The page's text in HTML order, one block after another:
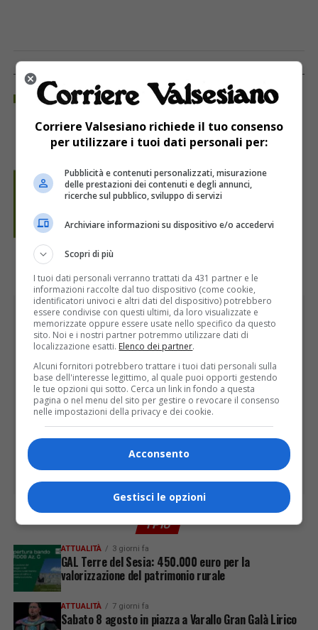
PUBBLICITÀ
I PIÙ
ATTUALITÀ 3 giorni fa
GAL Terre del Sesia: 450.000 euro per la
valorizzazione del patrimonio rurale
ATTUALITÀ 7 giorni fa
Sabato 8 agosto in piazza a Varallo Gran Galà Lirico
Corriere Valsesiano richiede il tuo consenso
per utilizzare i tuoi dati personali per:
Pubblicità e contenuti personalizzati, misurazione
delle prestazioni dei contenuti e degli annunci,
ricerche sul pubblico, sviluppo di servizi
Archiviare informazioni su dispositivo e/o accedervi
Scopri di più
I tuoi dati personali verranno trattati da 431 partner e le
informazioni raccolte dal tuo dispositivo (come cookie,
identificatori univoci e altri dati del dispositivo) potrebbero
essere condivise con questi ultimi, da loro visualizzate e
memorizzate oppure essere usate nello specifico da questo
sito. Noi e i nostri partner potremmo utilizzare dati di
localizzazione esatti. Elenco dei partner.
Alcuni fornitori potrebbero trattare i tuoi dati personali sulla
base dell'interesse legittimo, al quale puoi opporti gestendo
le tue opzioni qui sotto. Cerca un link in fondo a questa
pagina o nel menu del sito per gestire o revocare il consenso
nelle impostazioni della privacy e dei cookie.
Acconsento
Gestisci le opzioni